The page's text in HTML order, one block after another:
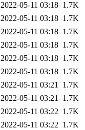
2022-05-11 03:18 1.7K
2022-05-11 03:18 1.7K
2022-05-11 03:18 1.7K
2022-05-11 03:18 1.7K
2022-05-11 03:18 1.7K
2022-05-11 03:18 1.7K
2022-05-11 03:21 1.7K
2022-05-11 03:21 1.7K
2022-05-11 03:22 1.7K
2022-05-11 03:22 1.7K